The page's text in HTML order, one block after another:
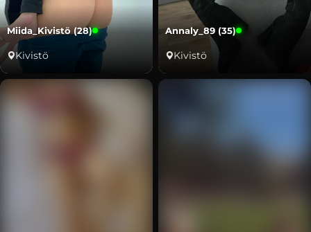
Miida_Kivistö (28)
Kivistö
Annaly_89 (35)
Kivistö